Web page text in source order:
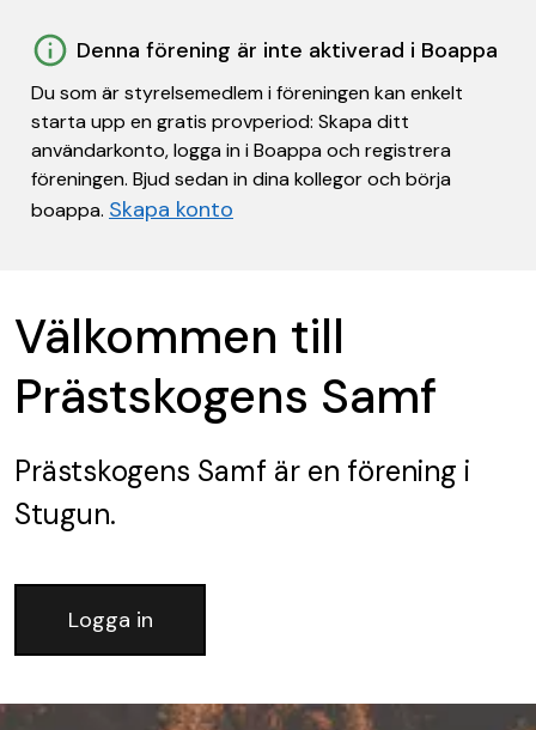
Denna förening är inte aktiverad i Boappa
Du som är styrelsemedlem i föreningen kan enkelt
starta upp en gratis provperiod: Skapa ditt
användarkonto, logga in i Boappa och registrera
föreningen. Bjud sedan in dina kollegor och börja
boappa. Skapa konto
Välkommen till
Prästskogens Samf
Prästskogens Samf är en förening i
Stugun.
Logga in